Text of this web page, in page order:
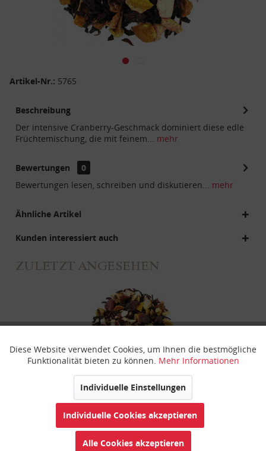
Artikel-Nr.: 5765
Beschreibung
Der intensive Cranberry-Geschmack dominiert diese edle
Früchtemischung, die mit feinem... mehr
Bewertungen
0
Bewertungen lesen, schreiben und diskutieren... mehr
Ähnliche Artikel
Kunden interessiert auch
ZULETZT ANGESEHEN
Cranberry Orange
Funktionale Aktiv
Inaktiv
Inaktiv
Diese Website verwendet Cookies, um Ihnen die bestmögliche
Funktionalität bieten zu können. Mehr Informationen
Individuelle Einstellungen
Individuelle Cookies akzeptieren
Alle Cookies akzeptieren